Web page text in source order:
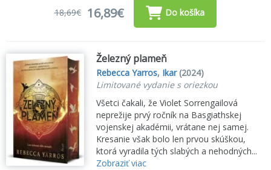
18,69€ 16,89€ Do košíka
Železný plameň
Rebecca Yarros, Ikar(2024)
Limitované vydanie s oriezkou
Všetci čakali, že Violet Sorrengailová
neprežije prvý ročník na Bas­giathskej
vojenskej akadémii, vrátane nej samej.
Kresanie však bolo len prvou skúškou,
ktorá vyradila tých slabých a nehodných...
Zobraziť viac